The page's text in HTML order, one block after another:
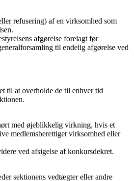
refusering) af en virksomhed som
afgørelse forelagt før
til endelig afgørelse ved
til at overholde de til enhver tid
med øjeblikkelig virkning, hvis et
medlemsberettiget virksomhed eller
ved afsigelse af konkursdekret.
sektionens vedtægter eller andre